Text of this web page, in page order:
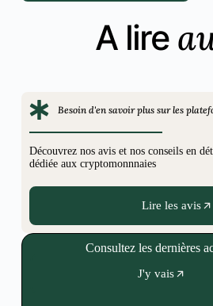
A lire
Besoin d'en savoir plus sur les
Découvrez nos avis et nos conseils en
dédiée aux cryptomonnnaies
Lire les avis
Consultez les dernières
J'y vais